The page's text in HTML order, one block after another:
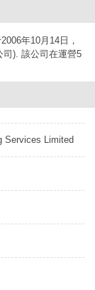
年10月14日，
司). 該公司在運營5
Services Limited